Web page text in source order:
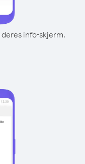
info-skjerm.